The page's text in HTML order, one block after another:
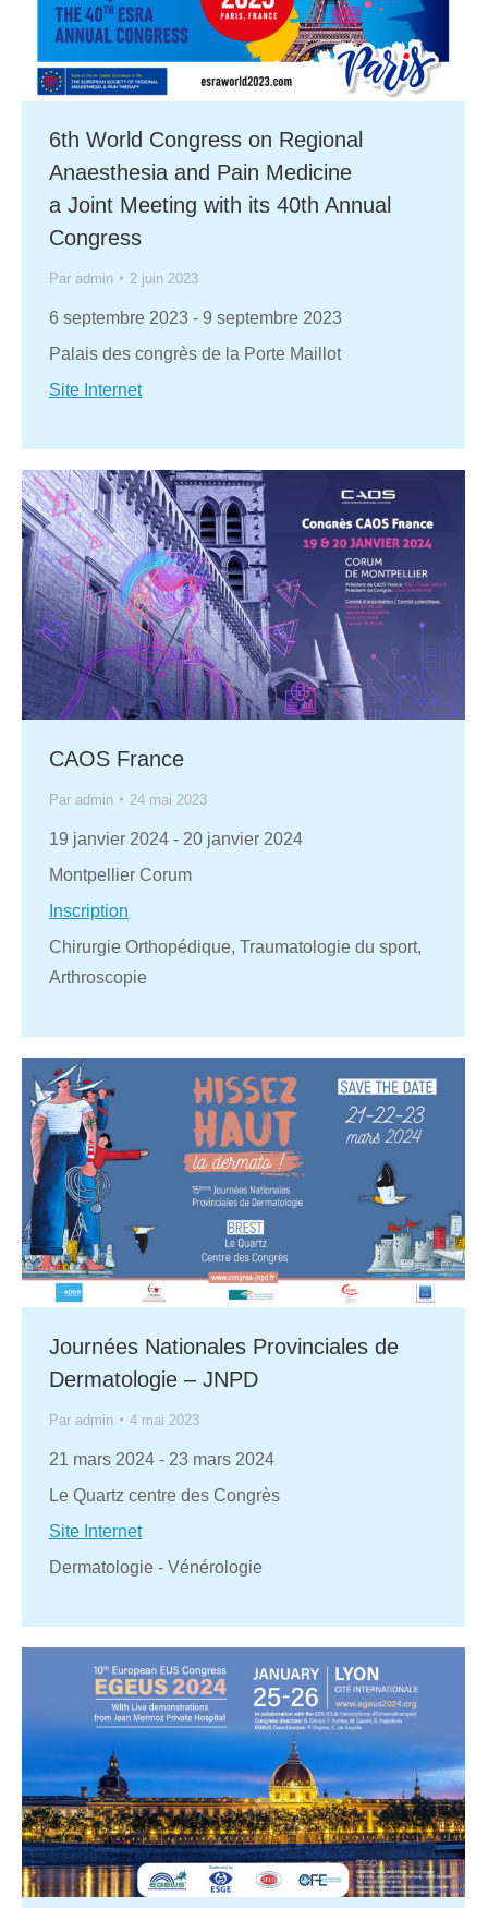
6th World Congress on Regional
Anaesthesia and Pain Medicine
a Joint Meeting with its 40th Annual
Congress
Par admin 2 juin 2023
6 septembre 2023 - 9 septembre 2023
Palais des congrès de la Porte Maillot
Site Internet
CAOS France
Par admin 24 mai 2023
19 janvier 2024 - 20 janvier 2024
Montpellier Corum
Inscription
Chirurgie Orthopédique, Traumatologie du sport,
Arthroscopie
Journées Nationales Provinciales de
Dermatologie – JNPD
Par admin 4 mai 2023
21 mars 2024 - 23 mars 2024
Le Quartz centre des Congrès
Site Internet
Dermatologie - Vénérologie